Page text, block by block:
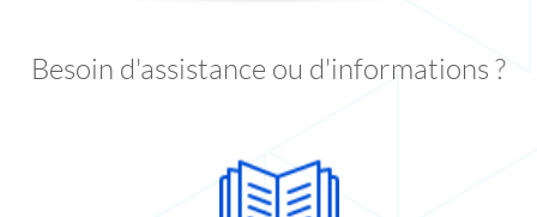
Besoin d'assistance ou d'informations ?